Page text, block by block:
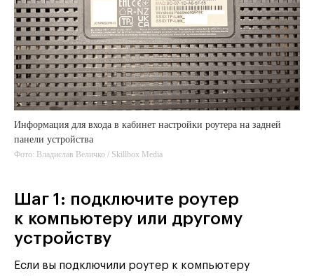
Информация для входа в кабинет настройки роутера на задней
панели устройства
Фото: Владислав Величко / Skillbox Media
Шаг 1: подключите роутер
к компьютеру или другому
устройству
Если вы подключили роутер к компьютеру